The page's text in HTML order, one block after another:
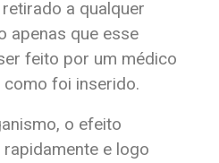
a qualquer
apenas que esse
feito por um médico
foi inserido.
o efeito
e logo